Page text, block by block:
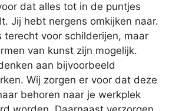
dat alles tot in de puntjes
Jij hebt nergens omkijken naar.
terecht voor schilderijen, maar
van kunst zijn mogelijk.
aan bijvoorbeeld
Wij zorgen er voor dat deze
behoren naar je werkplek